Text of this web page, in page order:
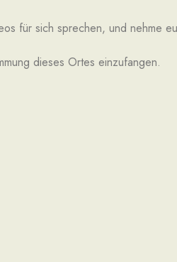
für sich sprechen, und nehme
dieses Ortes einzufangen.